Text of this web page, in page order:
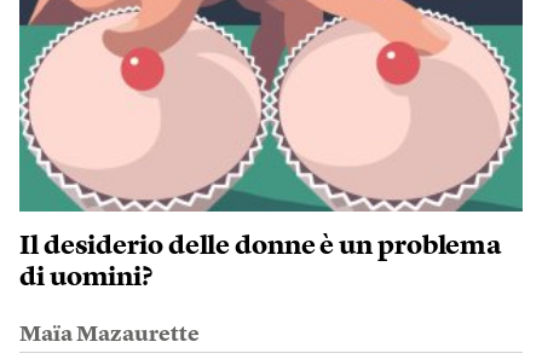
Il desiderio delle donne è un problema
di uomini?
Maïa Mazaurette